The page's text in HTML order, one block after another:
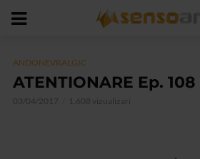
ANDONEVRALGIC
ATENTIONARE Ep. 108
03/04/2017 1.608 vizualizari